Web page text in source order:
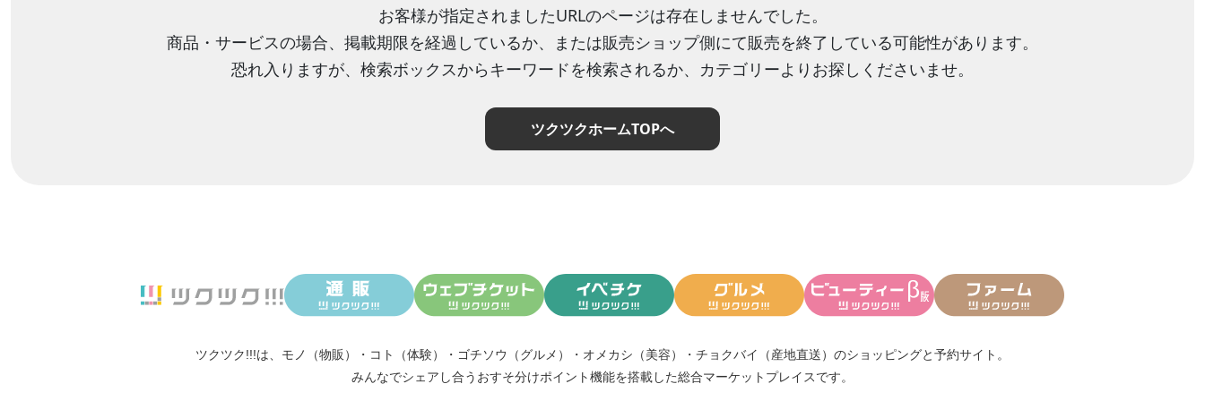
お客様が指定されましたURLのページは存在しませんでした。
商品・サービスの場合、掲載期限を経過しているか、または販売ショップ側にて販売を終了している可能性があります。
恐れ入りますが、検索ボックスからキーワードを検索されるか、カテゴリーよりお探しくださいませ。
ツクツクホームTOPへ
ツクツク!!!は、 モノ（物販） ・ コト（体験） ・ ゴチソウ（グルメ） ・ オメカシ（美容） ・ チョクバイ（産地直送） のショッピングと予約サイト。
みんなでシェアし合う おすそ分けポイント機能を搭載した総合マーケットプレイスです。